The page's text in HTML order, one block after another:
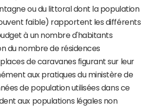
ou du littoral dont la population
faible) rapportent les différents
à un nombre d'habitants
du nombre de résidences
de caravanes figurant sur leur
aux pratiques du ministère de
de population utilisées dans ce
aux populations légales non